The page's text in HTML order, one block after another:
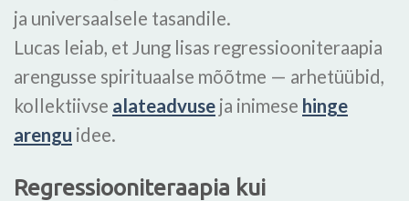
ja universaalsele tasandile.
Lucas leiab, et Jung lisas regressiooniteraapia
arengusse spirituaalse mõõtme — arhetüübid,
kollektiivse alateadvuse ja inimese hinge
arengu idee.
Regressiooniteraapia kui